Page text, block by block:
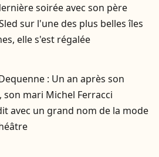
soirée avec son père
sur l'une des plus belles îles
elle s'est régalée
: Un an après son
son mari Michel Ferracci
avec un grand nom de la mode